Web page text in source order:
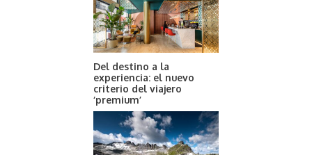
Del destino a la
experiencia: el nuevo
criterio del viajero
‘premium’